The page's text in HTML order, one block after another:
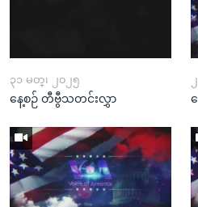
၃၁ မတ္၊ ၂၀၂၅
နေ့စဉ် တီဗွီသတင်းလွှာ